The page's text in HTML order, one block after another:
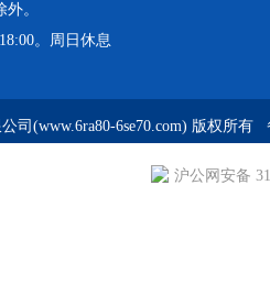
。
。周日休息
司(www.6ra80-6se70.com) 版权所有
沪公网安备